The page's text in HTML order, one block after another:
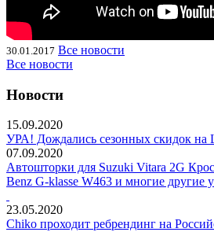
30.01.2017 Все новости
Все новости
Новости
15.09.2020
УРА! Дождались сезонных скидок на
07.09.2020
Автошторки для Suzuki Vitara 2G
Benz G-klasse W463 и многие другие
23.05.2020
Chiko проходит ребрендинг на